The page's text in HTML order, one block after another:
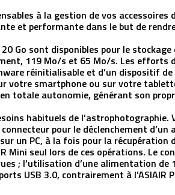
à la gestion de vos accessoires
et performante dans le but de
Go sont disponibles pour le
119 Mo/s et 65 Mo/s. Les
réinitialisable et d’un dispositif
votre smartphone ou sur votre
totale autonomie, générant son
habituels de l’astrophotographie.
pour le déclenchement d’un
un PC, à la fois pour la
Mini seul lors de ces opérations. Le
; l’utilisation d’une alimentation
USB 3.0, contrairement à l’ASIAIR